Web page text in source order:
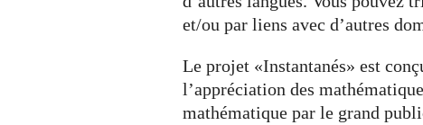
et/ou par liens avec d’autres
Le projet «Instantanés» est
l’appréciation des
mathématique par le grand